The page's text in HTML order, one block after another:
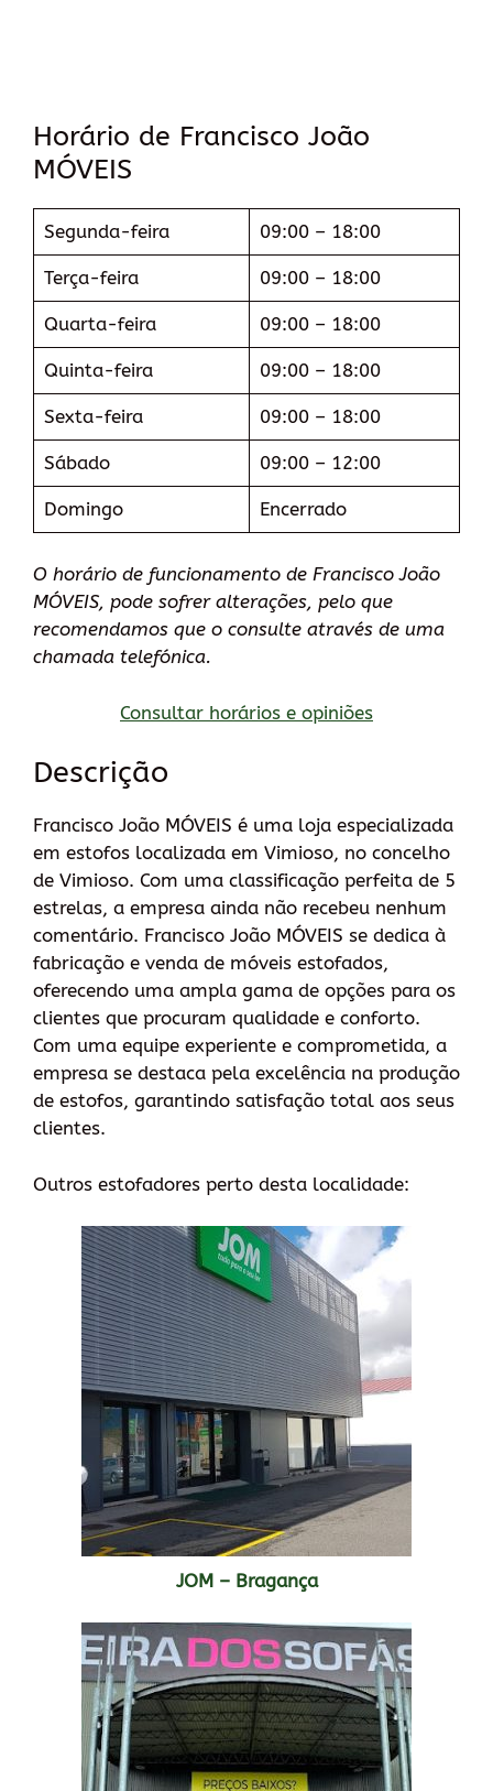
Horário de Francisco João
MÓVEIS
Segunda-feira 09:00 – 18:00
Terça-feira 09:00 – 18:00
Quarta-feira 09:00 – 18:00
Quinta-feira 09:00 – 18:00
Sexta-feira 09:00 – 18:00
Sábado 09:00 – 12:00
Domingo Encerrado
O horário de funcionamento de Francisco João
MÓVEIS, pode sofrer alterações, pelo que
recomendamos que o consulte através de uma
chamada telefónica.
Consultar horários e opiniões
Descrição
Francisco João MÓVEIS é uma loja especializada
em estofos localizada em Vimioso, no concelho
de Vimioso. Com uma classificação perfeita de 5
estrelas, a empresa ainda não recebeu nenhum
comentário. Francisco João MÓVEIS se dedica à
fabricação e venda de móveis estofados,
oferecendo uma ampla gama de opções para os
clientes que procuram qualidade e conforto.
Com uma equipe experiente e comprometida, a
empresa se destaca pela excelência na produção
de estofos, garantindo satisfação total aos seus
clientes.
Outros estofadores perto desta localidade:
JOM – Bragança